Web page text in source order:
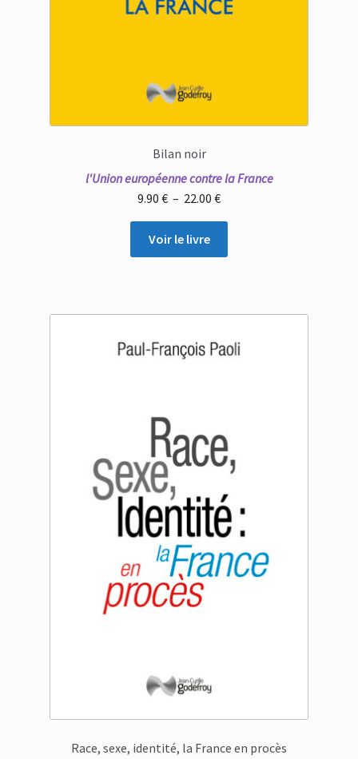
Bilan noir
l'Union européenne contre la France
9.90 € – 22.00 €Plage
de
9.90 €
Voir le livre
Race, sexe, identité, la France en procès